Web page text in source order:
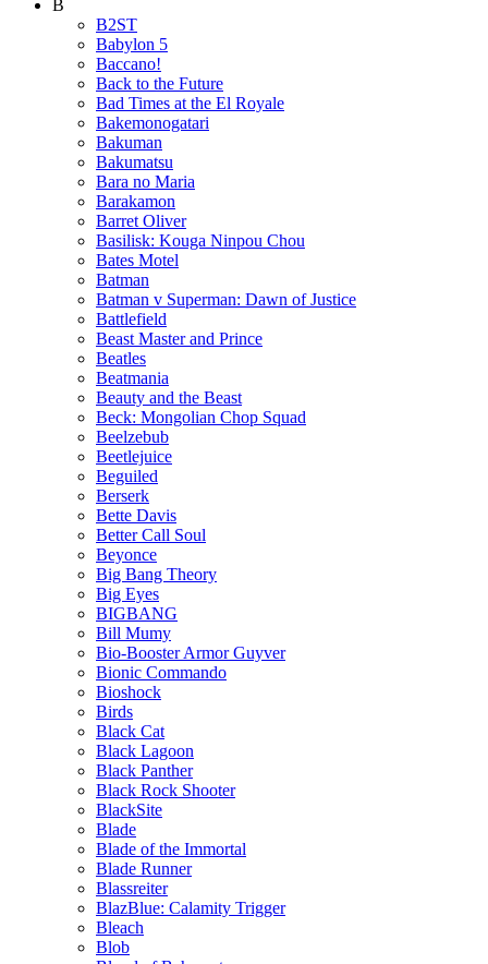
B
B2ST
Babylon 5
Baccano!
Back to the Future
Bad Times at the El Royale
Bakemonogatari
Bakuman
Bakumatsu
Bara no Maria
Barakamon
Barret Oliver
Basilisk: Kouga Ninpou Chou
Bates Motel
Batman
Batman v Superman: Dawn of Justice
Battlefield
Beast Master and Prince
Beatles
Beatmania
Beauty and the Beast
Beck: Mongolian Chop Squad
Beelzebub
Beetlejuice
Beguiled
Berserk
Bette Davis
Better Call Soul
Beyonce
Big Bang Theory
Big Eyes
BIGBANG
Bill Mumy
Bio-Booster Armor Guyver
Bionic Commando
Bioshock
Birds
Black Cat
Black Lagoon
Black Panther
Black Rock Shooter
BlackSite
Blade
Blade of the Immortal
Blade Runner
Blassreiter
BlazBlue: Calamity Trigger
Bleach
Blob